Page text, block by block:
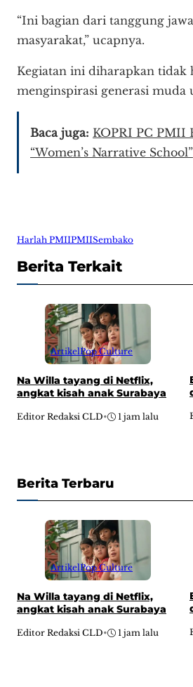
“Ini bagian dari tanggung
masyarakat,” ucapnya.
Kegiatan ini diharapkan tidak
menginspirasi generasi muda
Baca juga: KOPRI PC PMII
“Women’s Narrative School”
Harlah PMIIPMIISembako
Berita Terkait
ArtikelPop Culture
Na Willa tayang di Netflix,
angkat kisah anak Surabaya
Editor Redaksi CLD• 1 jam lalu
Berita Terbaru
ArtikelPop Culture
Na Willa tayang di Netflix,
angkat kisah anak Surabaya
Editor Redaksi CLD• 1 jam lalu